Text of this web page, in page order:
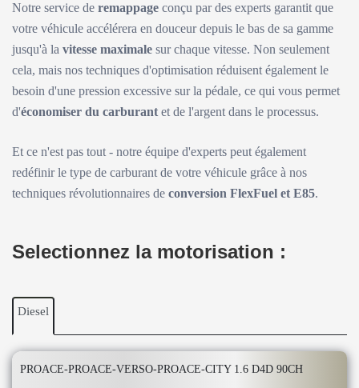
Notre service de remappage conçu par des experts garantit que
votre véhicule accélérera en douceur depuis le bas de sa gamme
jusqu'à la vitesse maximale sur chaque vitesse. Non seulement
cela, mais nos techniques d'optimisation réduisent également le
besoin d'une pression excessive sur la pédale, ce qui vous permet
d'économiser du carburant et de l'argent dans le processus.
Et ce n'est pas tout - notre équipe d'experts peut également
redéfinir le type de carburant de votre véhicule grâce à nos
techniques révolutionnaires de conversion FlexFuel et E85.
Selectionnez la motorisation :
Diesel
PROACE-PROACE-VERSO-PROACE-CITY 1.6 D4D 90CH